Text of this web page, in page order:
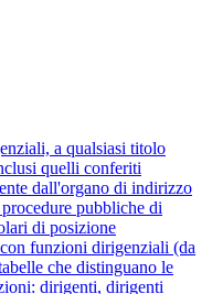
a qualsiasi titolo
quelli conferiti
dall'organo di indirizzo
pubbliche di
di posizione
funzioni dirigenziali (da
che distinguano le
dirigenti, dirigenti